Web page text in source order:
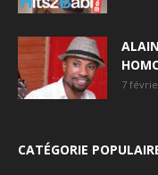
7
CATÉGORIE